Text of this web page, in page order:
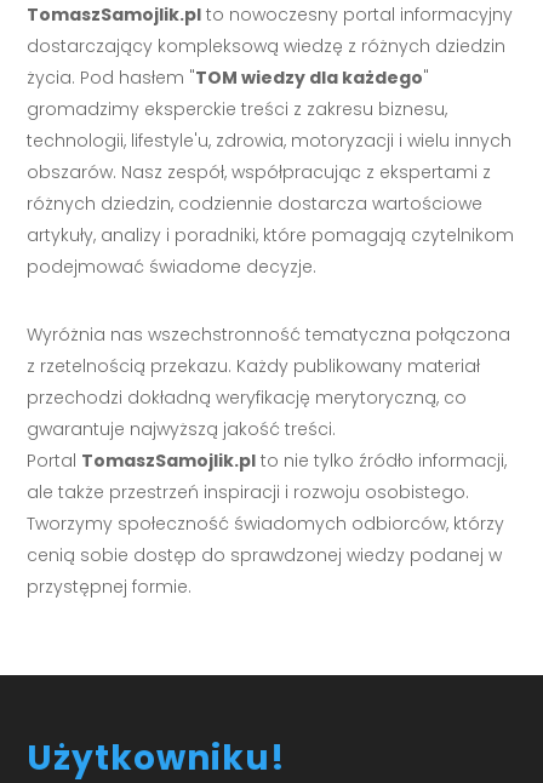
TomaszSamojlik.pl to nowoczesny portal informacyjny
dostarczający kompleksową wiedzę z różnych dziedzin
życia. Pod hasłem "TOM wiedzy dla każdego"
gromadzimy eksperckie treści z zakresu biznesu,
technologii, lifestyle'u, zdrowia, motoryzacji i wielu innych
obszarów. Nasz zespół, współpracując z ekspertami z
różnych dziedzin, codziennie dostarcza wartościowe
artykuły, analizy i poradniki, które pomagają czytelnikom
podejmować świadome decyzje.
Wyróżnia nas wszechstronność tematyczna połączona
z rzetelnością przekazu. Każdy publikowany materiał
przechodzi dokładną weryfikację merytoryczną, co
gwarantuje najwyższą jakość treści.
Portal TomaszSamojlik.pl to nie tylko źródło informacji,
ale także przestrzeń inspiracji i rozwoju osobistego.
Tworzymy społeczność świadomych odbiorców, którzy
cenią sobie dostęp do sprawdzonej wiedzy podanej w
przystępnej formie.
Użytkowniku!